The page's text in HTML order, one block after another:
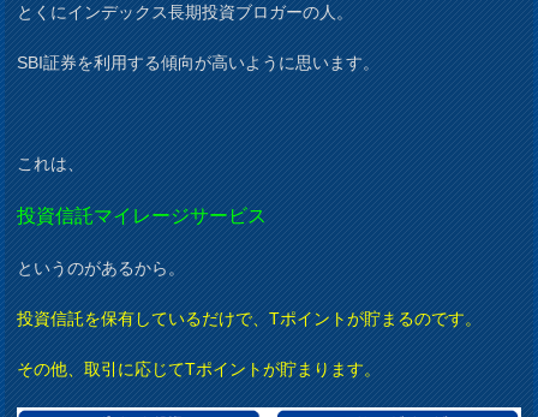
とくにインデックス長期投資ブロガーの人。
SBI証券を利用する傾向が高いように思います。
これは、
投資信託マイレージサービス
というのがあるから。
投資信託を保有しているだけで、Tポイントが貯まるのです。
その他、取引に応じてTポイントが貯まります。